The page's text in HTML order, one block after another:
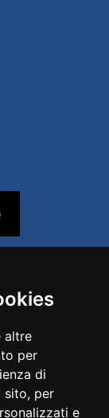
altre
per
di
sito, per
e